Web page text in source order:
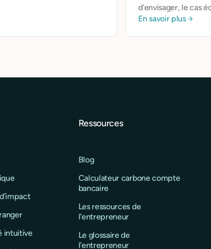
d'envisager, le cas
En savoir plus
intuitive
Ressources
Blog
Calculateur carbone compte
bancaire
Les ressources de
l'entrepreneur
Le glossaire de
l'entrepreneur